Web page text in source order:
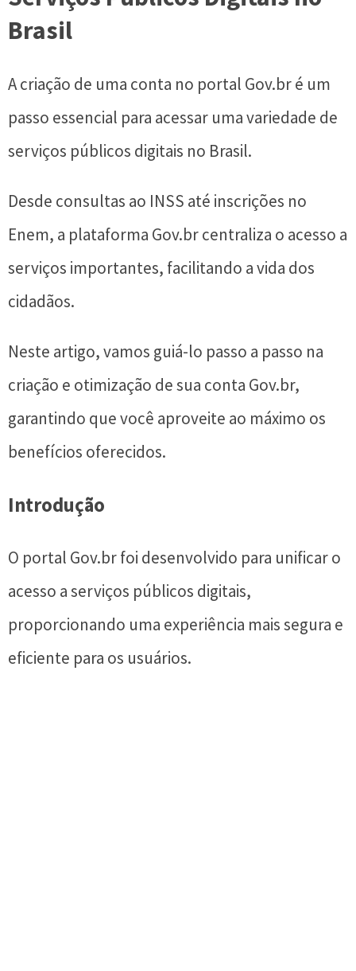
Brasil
A criação de uma conta no portal Gov.br é um
passo essencial para acessar uma variedade de
serviços públicos digitais no Brasil.
Desde consultas ao INSS até inscrições no
Enem, a plataforma Gov.br centraliza o acesso a
serviços importantes, facilitando a vida dos
cidadãos.
Neste artigo, vamos guiá-lo passo a passo na
criação e otimização de sua conta Gov.br,
garantindo que você aproveite ao máximo os
benefícios oferecidos.
Introdução
O portal Gov.br foi desenvolvido para unificar o
acesso a serviços públicos digitais,
proporcionando uma experiência mais segura e
eficiente para os usuários.